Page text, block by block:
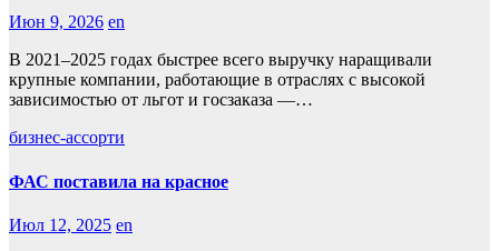
Июн 9, 2026 en
В 2021–2025 годах быстрее всего выручку наращивали
крупные компании, работающие в отраслях с высокой
зависимостью от льгот и госзаказа —…
бизнес-ассорти
ФАС поставила на красное
Июл 12, 2025 en